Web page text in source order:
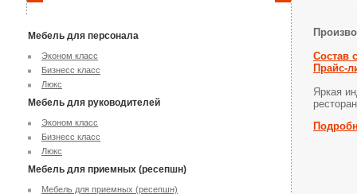
Мебель для персонала
Эконом класс
Бизнесс класс
Люкс
Мебель для руководителей
Эконом класс
Бизнесс класс
Люкс
Мебель для приемных (ресепшн)
Мебель для приемных (ресепшн)
Состав
Прайс-
Яркая